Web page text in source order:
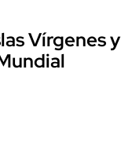
Vírgenes y